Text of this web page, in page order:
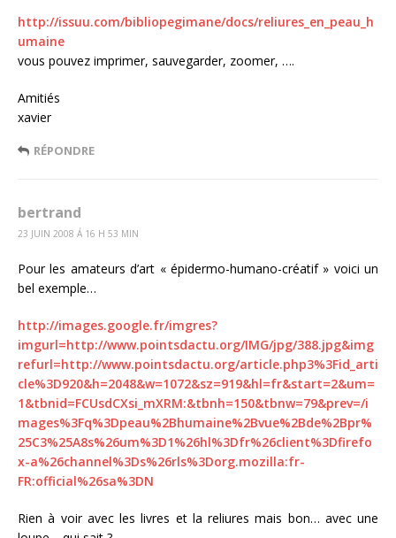
http://issuu.com/bibliopegimane/docs/reliures_en_peau_h
umaine
vous pouvez imprimer, sauvegarder, zoomer, ….
Amitiés
xavier
RÉPONDRE
bertrand
23 JUIN 2008 Á 16 H 53 MIN
Pour les amateurs d’art « épidermo-humano-créatif » voici un
bel exemple…
http://images.google.fr/imgres?
imgurl=http://www.pointsdactu.org/IMG/jpg/388.jpg&img
refurl=http://www.pointsdactu.org/article.php3%3Fid_arti
cle%3D920&h=2048&w=1072&sz=919&hl=fr&start=2&um=
1&tbnid=FCUsdCXsi_mXRM:&tbnh=150&tbnw=79&prev=/i
mages%3Fq%3Dpeau%2Bhumaine%2Bvue%2Bde%2Bpr%
25C3%25A8s%26um%3D1%26hl%3Dfr%26client%3Dfirefo
x-a%26channel%3Ds%26rls%3Dorg.mozilla:fr-
FR:official%26sa%3DN
Rien à voir avec les livres et la reliures mais bon… avec une